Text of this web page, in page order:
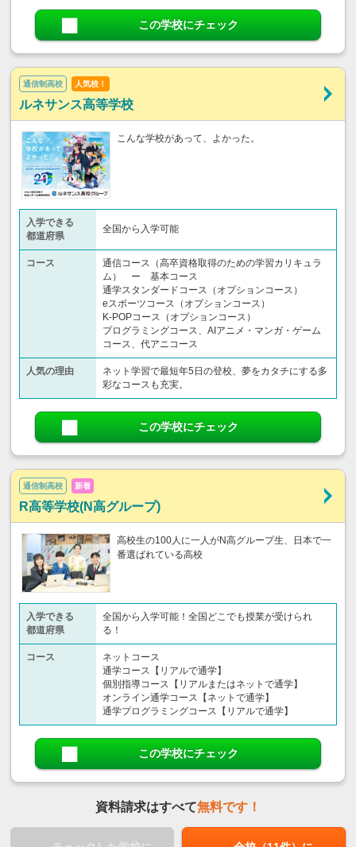
この学校にチェック
通信制高校 人気校！
ルネサンス高等学校
こんな学校があって、よかった。
入学できる
都道府県
全国から入学可能
コース
通信コース（高卒資格取得のための学習カリキュラ
ム） ー 基本コース
通学スタンダードコース（オプションコース）
eスポーツコース（オプションコース）
K-POPコース（オプションコース）
プログラミングコース、AIアニメ・マンガ・ゲーム
コース、代アニコース
人気の理由
ネット学習で最短年5日の登校、夢をカタチにする多
彩なコースも充実。
この学校にチェック
通信制高校 新着
R高等学校(N高グループ)
高校生の100人に一人がN高グループ生、日本で一
番選ばれている高校
入学できる
都道府県
全国から入学可能！全国どこでも授業が受けられ
る！
コース
ネットコース
通学コース【リアルで通学】
個別指導コース【リアルまたはネットで通学】
オンライン通学コース【ネットで通学】
通学プログラミングコース【リアルで通学】
この学校にチェック
資料請求はすべて無料です！